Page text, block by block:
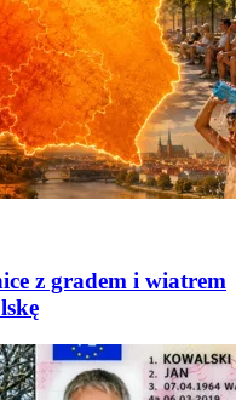
z gradem i wiatrem